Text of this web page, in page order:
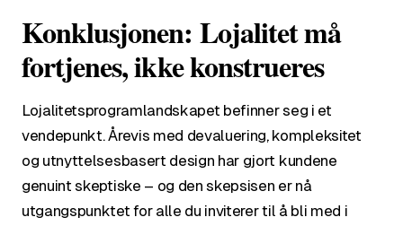
Konklusjonen: Lojalitet må
fortjenes, ikke konstrueres
Lojalitetsprogramlandskapet befinner seg i et
vendepunkt. Årevis med devaluering, kompleksitet
og utnyttelsesbasert design har gjort kundene
genuint skeptiske – og den skepsisen er nå
utgangspunktet for alle du inviterer til å bli med i